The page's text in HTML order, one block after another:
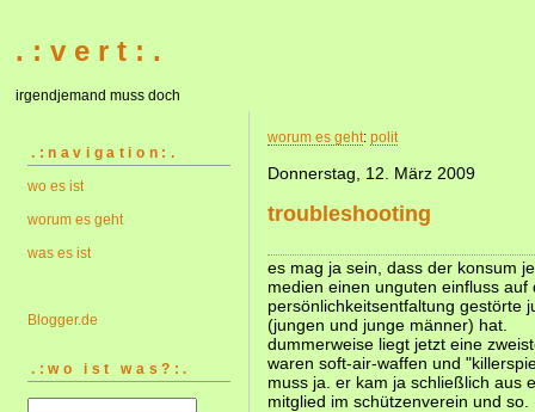
. : v e r t : .
irgendjemand muss doch
.:navigation:.
wo es ist
worum es geht
was es ist
Blogger.de
.:wo ist was?:.
worum es geht: polit
Donnerstag, 12. März 2009
troubleshooting
es mag ja sein, dass der konsum
medien einen unguten einfluss
persönlichkeitsentfaltung gestörte
(jungen und junge männer) hat.
dummerweise liegt jetzt eine
waren soft-air-waffen und
muss ja. er kam ja schließlich aus
mitglied im schützenverein und so.